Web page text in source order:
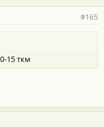
#165
15 ткм